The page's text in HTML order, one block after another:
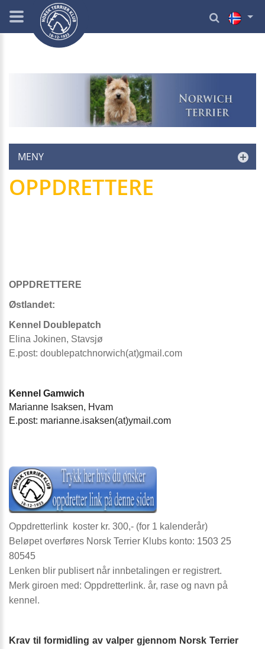
MENY
OPPDRETTERE
OPPDRETTERE
Østlandet:
Kennel Doublepatch
Elina Jokinen, Stavsjø
E.post: doublepatchnorwich(at)gmail.com
Kennel Gamwich
Marianne Isaksen, Hvam
E.post: marianne.isaksen(at)ymail.com
Oppdretterlink koster kr. 300,- (for 1 kalenderår)
Beløpet overføres Norsk Terrier Klubs konto: 1503 25
80545
Lenken blir publisert når innbetalingen er registrert.
Merk giroen med: Oppdretterlink. år, rase og navn på
kennel.
Krav til formidling av valper gjennom Norsk Terrier